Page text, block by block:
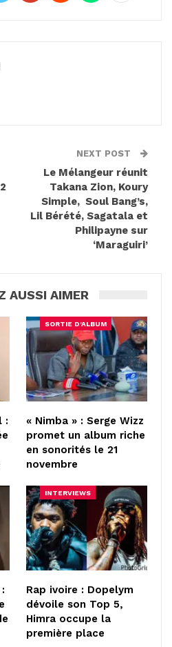
NEXT POST
Le Mélangeur réunit
Takana Zion, Koury
Simple, Soul Bang’s,
Lil Bérété, Sagatala et
Philipayne sur
‘Maraguiri’
AUSSI AIMER
:
SORTIE D'ALBUM
« Nimba » : Serge Wizz
promet un album riche
en sonorités le 21
novembre
INTERVIEWS
Rap ivoire : Dopelym
dévoile son Top 5,
Himra occupe la
première place